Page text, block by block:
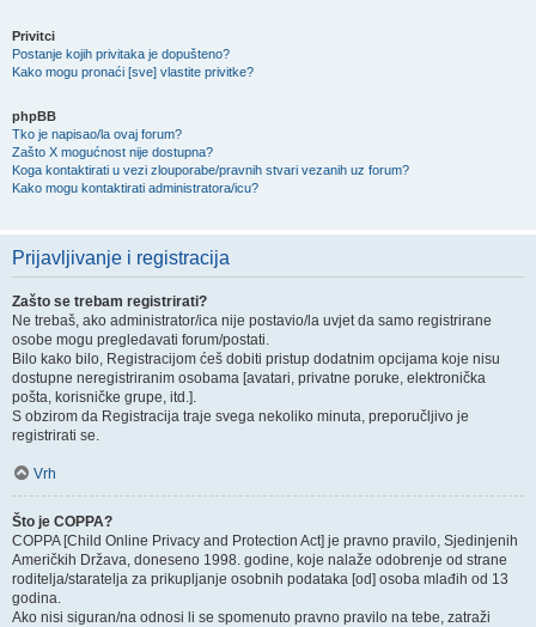
Privitci
Postanje kojih privitaka je dopušteno?
Kako mogu pronaći [sve] vlastite privitke?
phpBB
Tko je napisao/la ovaj forum?
Zašto X mogućnost nije dostupna?
Koga kontaktirati u vezi zlouporabe/pravnih stvari vezanih uz forum?
Kako mogu kontaktirati administratora/icu?
Prijavljivanje i registracija
Zašto se trebam registrirati?
Ne trebaš, ako administrator/ica nije postavio/la uvjet da samo registrirane
osobe mogu pregledavati forum/postati.
Bilo kako bilo, Registracijom ćeš dobiti pristup dodatnim opcijama koje nisu
dostupne neregistriranim osobama [avatari, privatne poruke, elektronička
pošta, korisničke grupe, itd.].
S obzirom da Registracija traje svega nekoliko minuta, preporučljivo je
registrirati se.
Vrh
Što je COPPA?
COPPA [Child Online Privacy and Protection Act] je pravno pravilo, Sjedinjenih
Američkih Država, doneseno 1998. godine, koje nalaže odobrenje od strane
roditelja/staratelja za prikupljanje osobnih podataka [od] osoba mlađih od 13
godina.
Ako nisi siguran/na odnosi li se spomenuto pravno pravilo na tebe, zatraži